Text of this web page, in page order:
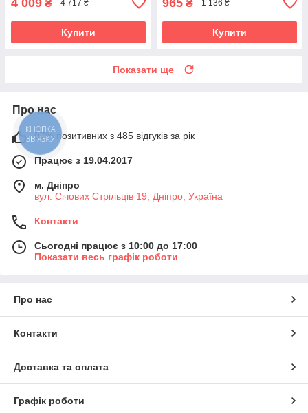
₴ 4 717 ₴
Купити
₴ 1 136 ₴
Купити
Показати ще
Про нас
97% позитивних з 485 відгуків за рік
Працює з 19.04.2017
м. Дніпро
вул. Січових Стрільців 19, Дніпро, Україна
Контакти
Сьогодні працює з 10:00 до 17:00
Показати весь графік роботи
Про нас
Контакти
Доставка та оплата
Графік роботи
КНОПКА
ЗВ'ЯЗКУ